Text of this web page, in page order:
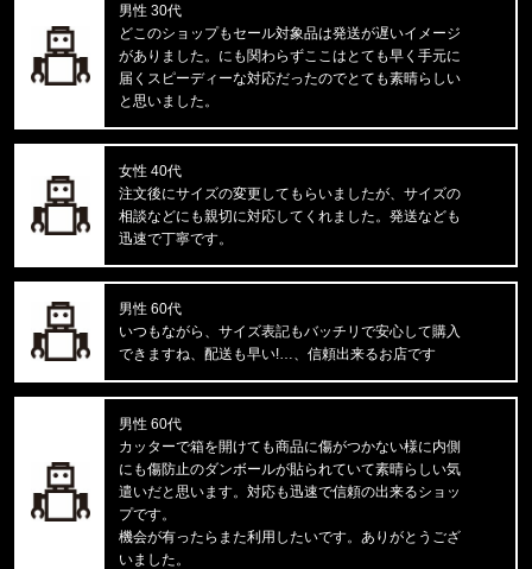
東京都のお客様ご注文ありがとうございます。
Carhartt WIP/カーハートダブルアイピー
DOUBLE KNEE PANT I032699
東京都のお客様ご注文ありがとうございます。
reversal/リバーサル
BIG MARK LONG RASH GUARD
東京都のお客様ご注文ありがとうございます。
mnml/ミニマル
X214 STRETCH DENIM1487266
東京都のお客様ご注文ありがとうございます。
reversal/リバーサル
東京都のお客様ご注文ありがとうございます。
47 Brand/フォーティーセブンブランド
'47 MVP ヤンキース ドジャース
東京都のお客様ご注文ありがとうございます。
mnml/ミニマル
男性 30代
どこのショップもセール対象品は発送が遅いイメージ
がありました。にも関わらずここはとても早く手元に
届くスピーディーな対応だったのでとても素晴らしい
と思いました。
女性 40代
注文後にサイズの変更してもらいましたが、サイズの
相談などにも親切に対応してくれました。発送なども
迅速で丁寧です。
男性 60代
いつもながら、サイズ表記もバッチリで安心して購入
できますね、配送も早い!…、信頼出来るお店です
男性 60代
カッターで箱を開けても商品に傷がつかない様に内側
にも傷防止のダンボールが貼られていて素晴らしい気
遣いだと思います。対応も迅速で信頼の出来るショッ
プです。
機会が有ったらまた利用したいです。ありがとうござ
いました。